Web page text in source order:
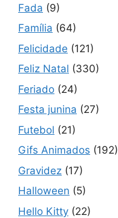
Fada (9)
Família (64)
Felicidade (121)
Feliz Natal (330)
Feriado (24)
Festa junina (27)
Futebol (21)
Gifs Animados (192)
Gravidez (17)
Halloween (5)
Hello Kitty (22)